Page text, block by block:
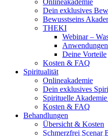
Onlineakademie
Dein exklusives
Bewusstseins
THEKI
Webinar –
Deine Vorteile
Kosten & FAQ
Spiritualität
Onlineakademie
Dein exklusives
Spirituelle
Kosten & FAQ
Behandlungen
Übersicht & Kosten
Schmerzfrei Scenar